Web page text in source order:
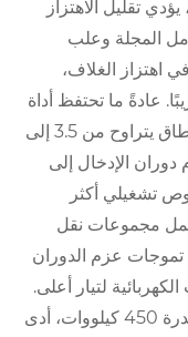
تقليل الاهتزاز
المجلة وعلب
2 مم/ثانية في اهتزاز الغلاف،
الزيت بنسبة 4% تقريبًا. عادةً ما تحتفظ أداة
التوصيل العامة الخاصة بنا بالاهتزاز في نطاق يتراوح من 3.5 إلى
الإدخال إلى
تشغيلي أكثر
مجموعات نقل
تموجات عزم الدوران
لتيار أعلى.
في دراسة حالة تتضمن محرك مروحة بقدرة 450 كيلووات، أدى